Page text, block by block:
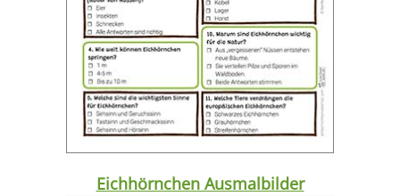
Eichhörnchen Ausmalbilder